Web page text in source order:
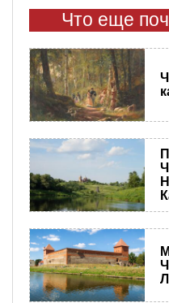
Что еще